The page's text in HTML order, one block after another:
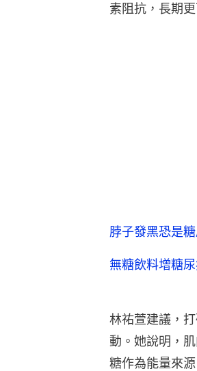
素阻抗，長期
脖子發黑恐是
無糖飲料增糖
林祐萱建議，
動。她說明，
糖作為能量來